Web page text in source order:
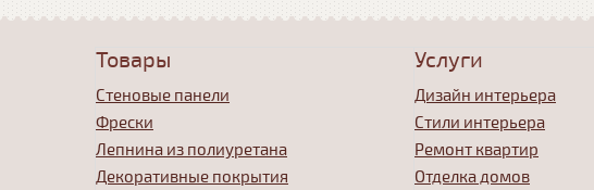
Товары
Стеновые панели
Фрески
Лепнина из полиуретана
Декоративные покрытия
Услуги
Дизайн интерьера
Стили интерьера
Ремонт квартир
Отделка домов